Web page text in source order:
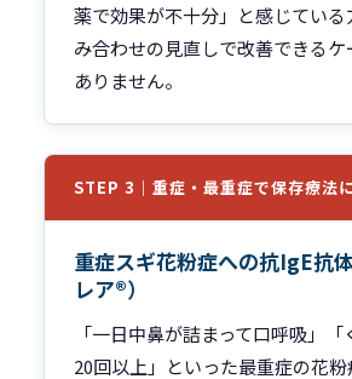
薬で効果が不十分」と感じている
み合わせの見直しで改善できるケ
ありません。
STEP 3｜重症・最重症で保存療法
重症スギ花粉症への抗IgE抗
レア®）
「一日中鼻が詰まって口呼吸」
20回以上」といった最重症の花